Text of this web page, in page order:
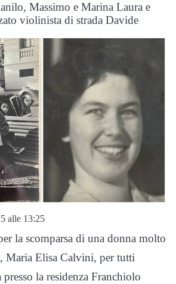
Massimo e Marina Laura e
violinista di strada Davide
alle 13:25
la scomparsa di una donna molto
Maria Elisa Calvini, per tutti
presso la residenza Franchiolo